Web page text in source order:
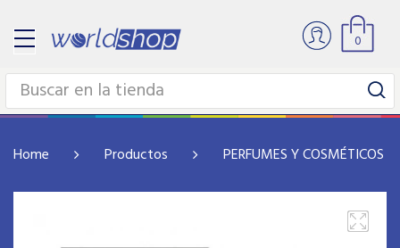
0
Home Productos PERFUMES Y COSMÉTICOS